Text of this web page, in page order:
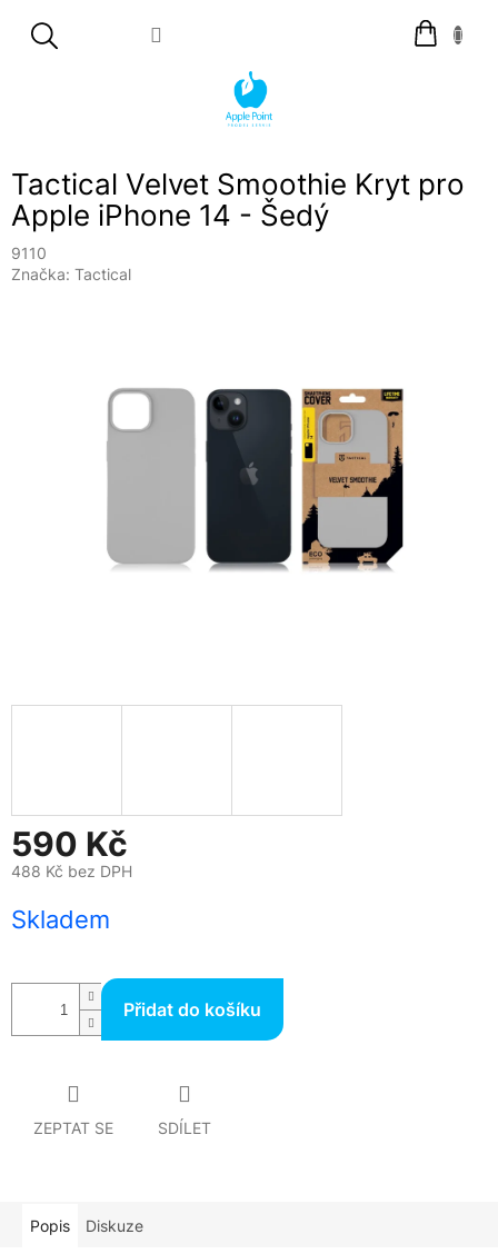
Nákupní
košík
Tactical Velvet Smoothie Kryt pro
Apple iPhone 14 - Šedý
9110
Značka: Tactical
590 Kč
488 Kč bez DPH
cena:
Skladem
Přidat do košíku
ZEPTAT SE SDÍLET
Popis Diskuze